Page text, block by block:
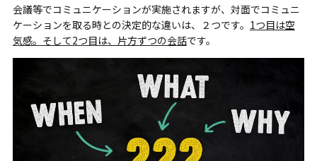
会議等でコミュニケーションが実施されますが、 対面でコミュニ
ケーションを取る時との決定的な違いは、
２つです。 1つ目は空
気感。そして2つ目は、片方ずつの会話です。